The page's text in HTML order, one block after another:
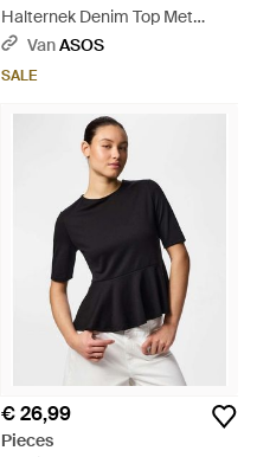
Halternek Denim Top Met
Knoopsluiting - Blauw
VanASOS
SALE
€ 26,99
Pieces